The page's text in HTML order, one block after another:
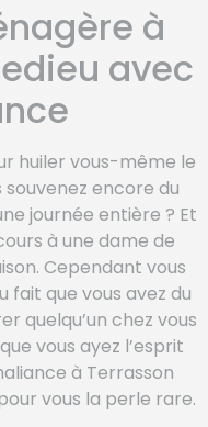
à
avec
huiler vous-même le
encore du
journée entière ? Et
à une dame de
Cependant vous
fait que vous avez du
quelqu’un chez vous
vous ayez l’esprit
à Terrasson
vous la perle rare.